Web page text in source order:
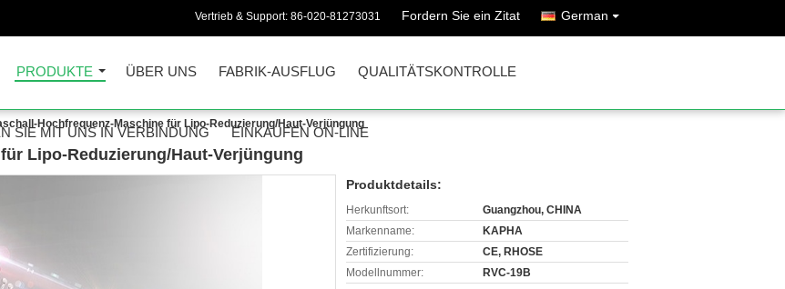
Vertrieb & Support: 86-020-81273031 Fordern Sie ein Zitat German
PRODUKTE ÜBER UNS FABRIK-AUSFLUG QUALITÄTSKONTROLLE
SIE MIT UNS IN VERBINDUNG EINKAUFEN ON-LINE
Hochfrequenz-Maschine für Lipo-Reduzierung/Haut-Verjüngung
Lipo-Reduzierung/Haut-Verjüngung
Produktdetails:
Herkunftsort:
Guangzhou, CHINA
Markenname:
KAPHA
Zertifizierung:
CE, RHOSE
Modellnummer:
RVC-19B